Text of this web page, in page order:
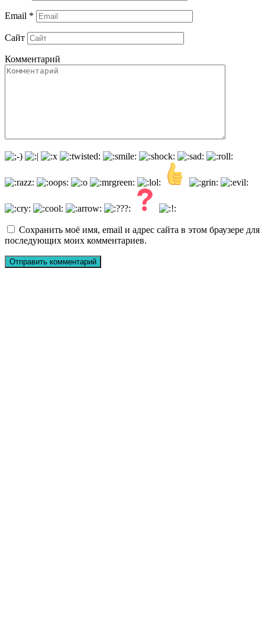
Email *
Сайт
Комментарий
Сохранить моё имя, email и адрес сайта в этом браузере для
последующих моих комментариев.